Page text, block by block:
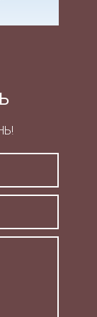
во внешней
в связи с
и